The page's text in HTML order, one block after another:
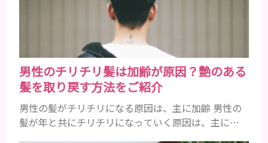
男性のチリチリ髪は加齢が原因？艶のある
髪を取り戻す方法をご紹介
男性の髪がチリチリになる原因は、主に加齢 男性の
髪が年と共にチリチリになっていく原因は、主に加